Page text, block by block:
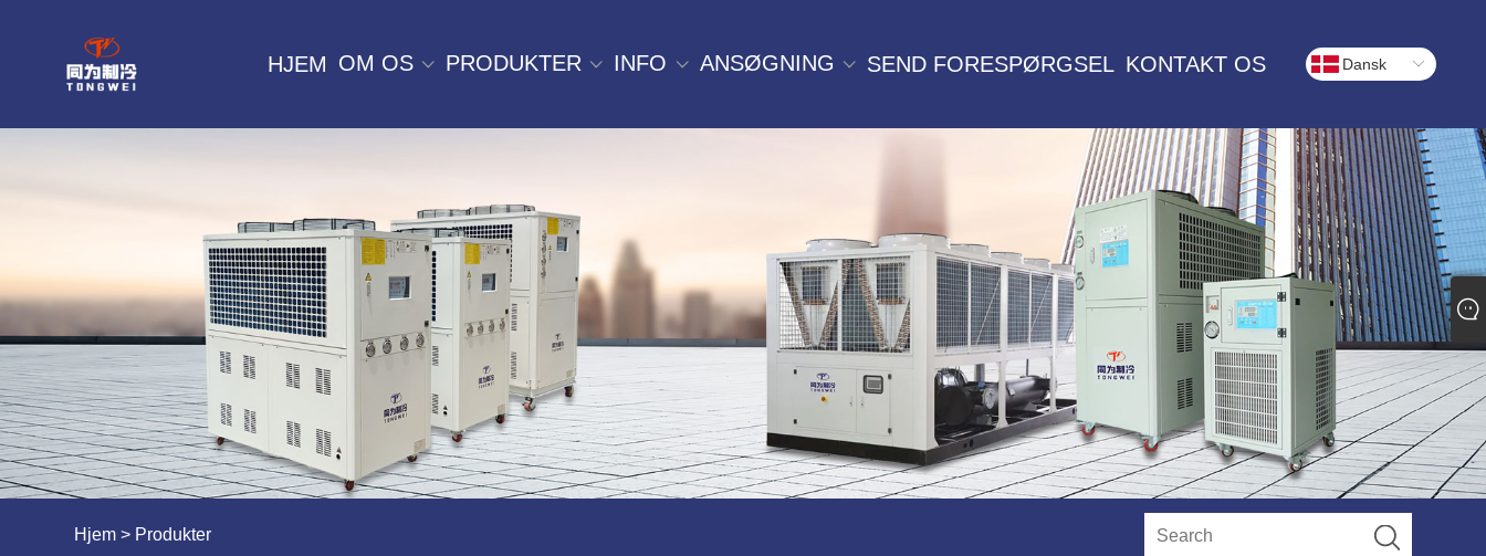
HJEM OM OS PRODUKTER INFO ANSØGNING SEND FORESPØRGSEL KONTAKT OS Dansk
Hjem > Produkter